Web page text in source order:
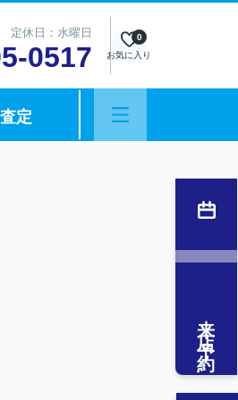
定休日：水曜日
0517 お気に入り
0
定
来店予約